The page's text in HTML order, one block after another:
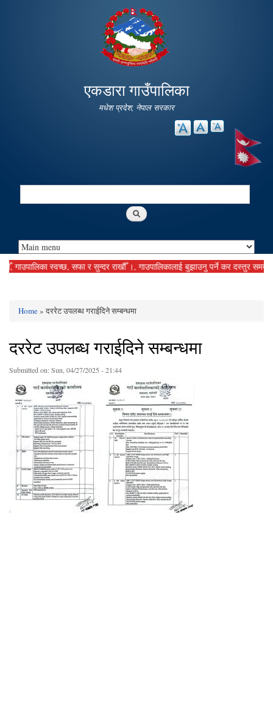
main
content
एकडारा गाउँपालिका
मधेश प्रदेश, नेपाल सरकार
Search
स्वच्छ, सफा र सुन्दर राखौँ ।, गाउपालिकालाई बुझाउनु पर्ने कर दस्तुर समयमानै
Home» दररेट उपलब्ध गराईदिने सम्बन्धमा
दररेट उपलब्ध गराईदिने सम्बन्धमा
Submitted on:Sun, 04/27/2025 - 21:44